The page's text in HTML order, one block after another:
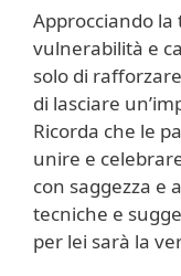
Approcciando
vulnerabilità e
solo di
di lasciare
Ricorda che le
unire e
con saggezza e
tecniche e
per lei sarà la